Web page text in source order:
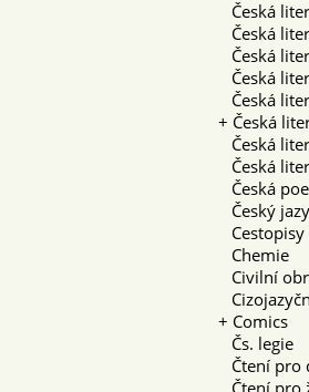
Česká
Česká
Česká
Česká
Česká
+ Česká
Česká
Česká
Česká
Český
Cestopisy
Chemie
Civilní
+ Comics
Čs. legie
Čtení pro
Čtení pro